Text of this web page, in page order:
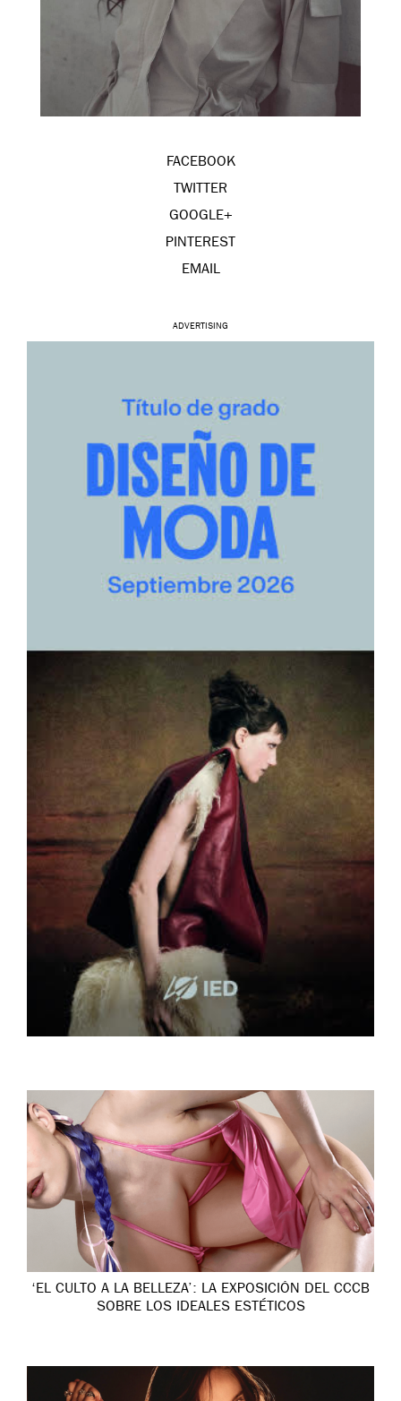
FACEBOOK
TWITTER
GOOGLE+
PINTEREST
EMAIL
ADVERTISING
‘EL CULTO A LA BELLEZA’: LA EXPOSICIÓN DEL CCCB
SOBRE LOS IDEALES ESTÉTICOS